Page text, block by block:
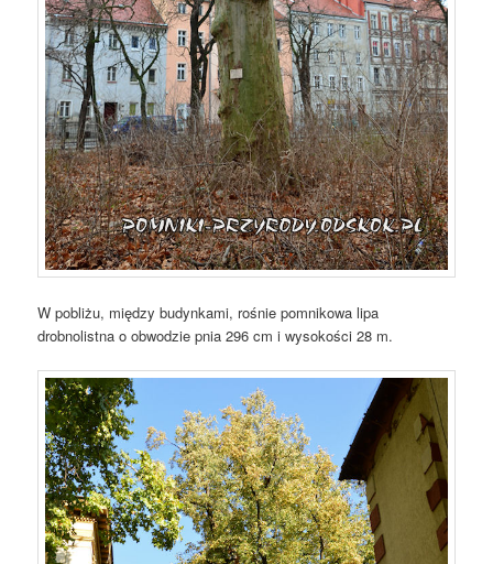
W pobliżu, między budynkami, rośnie pomnikowa lipa
drobnolistna o obwodzie pnia 296 cm i wysokości 28 m.